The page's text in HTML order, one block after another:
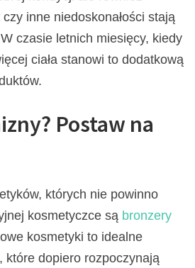
inne niedoskonałości stają
czasie letnich miesięcy, kiedy
ciała stanowi to dodatkową
Postaw na
których nie powinno
kosmetyczce są bronzery
kosmetyki to idealne
które dopiero rozpoczynają